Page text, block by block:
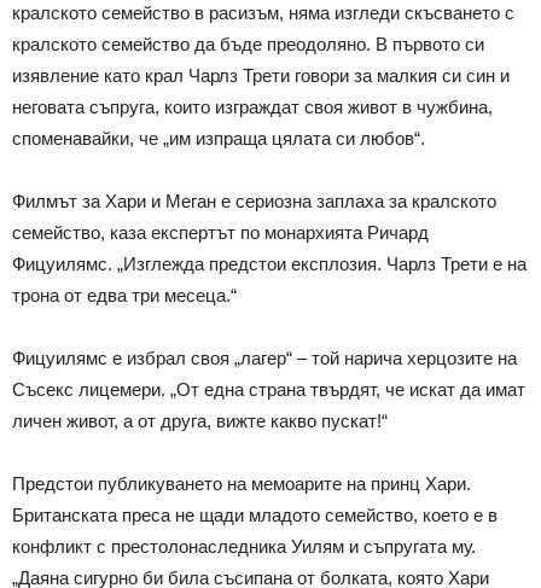
кралското семейство в расизъм, няма изгледи скъсването с
кралското семейство да бъде преодоляно. В първото си
изявление като крал Чарлз Трети говори за малкия си син и
неговата съпруга, които изграждат своя живот в чужбина,
споменавайки, че „им изпраща цялата си любов“.
Филмът за Хари и Меган е сериозна заплаха за кралското
семейство, каза експертът по монархията Ричард
Фицуилямс. „Изглежда предстои експлозия. Чарлз Трети е на
трона от едва три месеца.“
Фицуилямс е избрал своя „лагер“ – той нарича херцозите на
Съсекс лицемери. „От една страна твърдят, че искат да имат
личен живот, а от друга, вижте какво пускат!“
Предстои публикуването на мемоарите на принц Хари.
Британската преса не щади младото семейство, което е в
конфликт с престолонаследника Уилям и съпругата му.
„Даяна сигурно би била съсипана от болката, която Хари